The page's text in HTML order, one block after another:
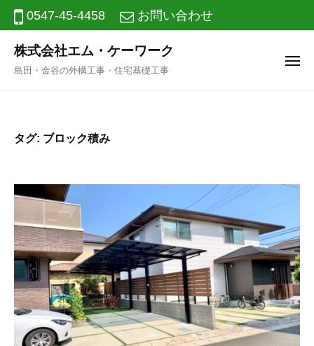
ン
0547-45-4458 お問い合わせ
株式会社エム・ケーワーク
島田・金谷の外構工事・住宅基礎工事
メ
タグ: ブロック積み
ー